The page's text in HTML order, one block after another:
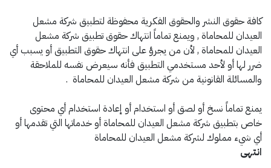
كافة حقوق النشر والحقوق الفكرية محفوظة لتطبيق شركة مشعل
العيدان للمحاماة , ويمنع تماماً انتهاك حقوق تطبيق شركة مشعل
العيدان للمحاماة , لأن من يجرؤ على انتهاك حقوق التطبيق أو يسبب أي
ضرر لها أو لأحد مستخدمي التطبيق فأنه سيعرض نفسه للملاحقة
والمسائلة القانونية من شركة مشعل العيدان للمحاماة .
يمنع تماماً نسخ أو لصق أو استخدام أو إعادة استخدام أي محتوى
خاص بتطبيق شركة مشعل العيدان للمحاماة أو خدماتها التي تقدمها أو
أي شيء مملوك لشركة مشعل العيدان للمحاماة
انتهى